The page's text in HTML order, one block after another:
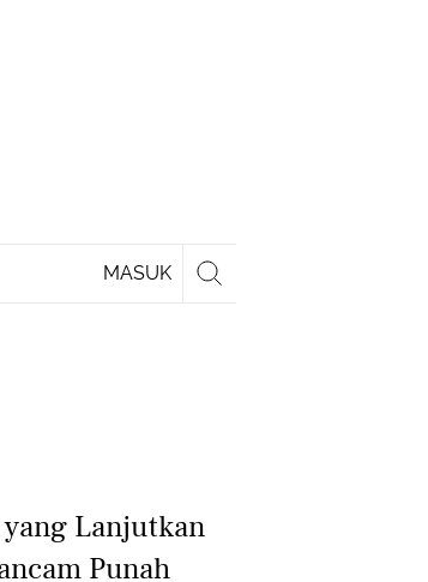
MASUK
Lanjutkan
Punah